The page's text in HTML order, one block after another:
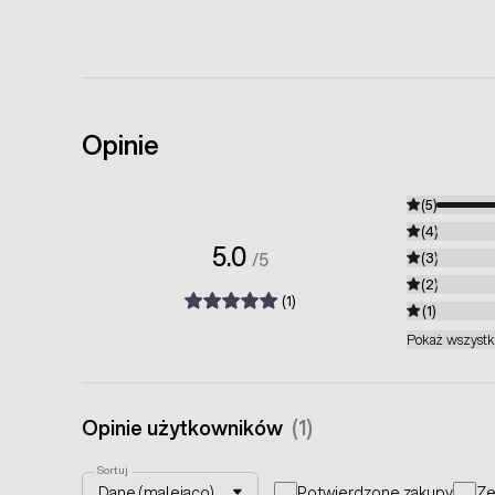
Opinie
5.0 /5
(1)
(5)
(4)
(3)
(2)
(1)
Pokaż
Opinie użytkowników (1)
Sortuj